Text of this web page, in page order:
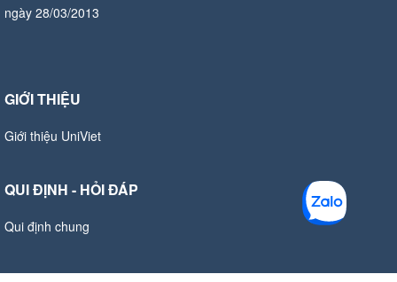
ngày 28/03/2013
GIỚI THIỆU
Giới thiệu UniViet
QUI ĐỊNH - HỎI ĐÁP
Qui định chung